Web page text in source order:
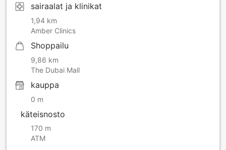
sairaalat ja klinikat
1,94 km
Amber Clinics
Shoppailu
9,86 km
The Dubai Mall
kauppa
0 m
käteisnosto
170 m
ATM